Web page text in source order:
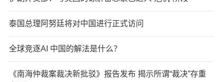
泰国总理阿努廷将对中国进行正式访问
全球竞逐AI 中国的解法是什么？
《南海仲裁案裁决新批驳》报告发布 揭示所谓“裁决”存重